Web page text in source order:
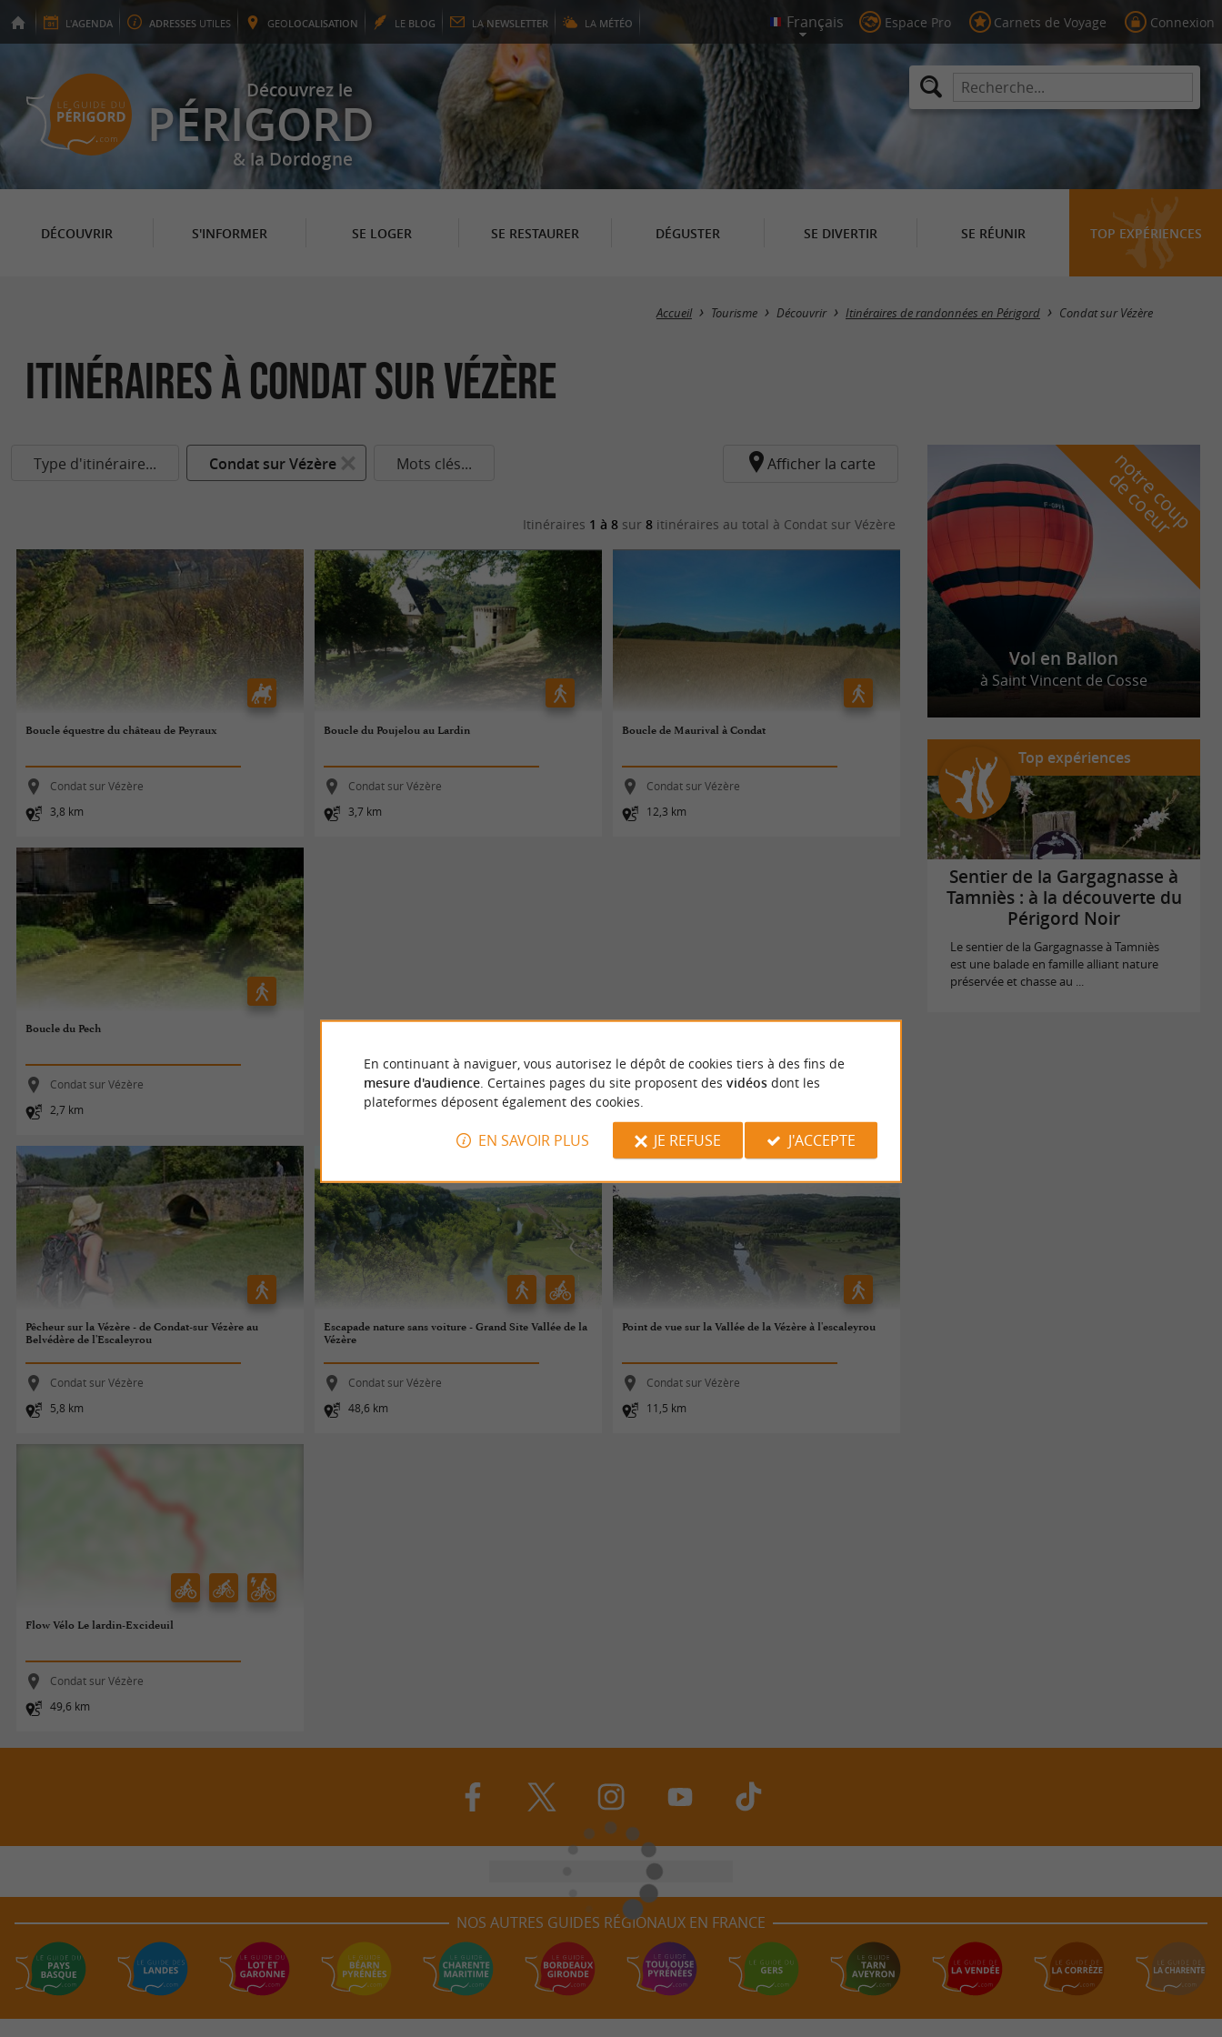
L'AGENDA ADRESSES UTILES GEOLOCALISATION LE BLOG LA NEWSLETTER LA MÉTÉO Espace Pro Carnets de Voyage Connexion
Découvrez le
PÉRIGORD
& la Dordogne
DÉCOUVRIR S'INFORMER SE LOGER SE RESTAURER DÉGUSTER SE DIVERTIR SE RÉUNIR TOP EXPÉRIENCES
Masquer la carte
Accueil Tourisme Découvrir Itinéraires de randonnées en Périgord Condat sur Vézère
itinéraires à Condat sur Vézère
Type d'itinéraire... Condat sur Vézère Mots clés... Afficher la carte
Itinéraires 1 à 8 sur8 itinéraires au total à Condat sur Vézère
Boucle équestre du château de Peyraux
Condat sur Vézère
3,8 km
Boucle du Poujelou au Lardin
Condat sur Vézère
3,7 km
Boucle de Maurival à Condat
Condat sur Vézère
12,3 km
Boucle du Pech
Condat sur Vézère
2,7 km
Pêcheur sur la Vézère - de Condat-sur Vézère au
Belvédère de l'Escaleyrou
Condat sur Vézère
5,8 km
Escapade nature sans voiture - Grand Site Vallée de la
Vézère
Condat sur Vézère
48,6 km
Point de vue sur la Vallée de la Vézère à l'escaleyrou
Condat sur Vézère
11,5 km
Flow Vélo Le lardin-Excideuil
Condat sur Vézère
49,6 km
n
o
t
r
e
c
o
u
p
d
e
c
o
e
u
r
Vol en Ballon
à Saint Vincent de Cosse
Top expériences
Sentier de la Gargagnasse à
Tamniès : à la découverte du
Périgord Noir
Le sentier de la Gargagnasse à Tamniès
est une balade en famille alliant nature
préservée et chasse au ...
NOS AUTRES GUIDES RÉGIONAUX EN FRANCE
En continuant à naviguer, vous autorisez le dépôt de cookies tiers à des fins de
mesure d'audience. Certaines pages du site proposent des vidéosdont les
plateformes déposent également des cookies.
EN SAVOIR PLUS JE REFUSE J'ACCEPTE